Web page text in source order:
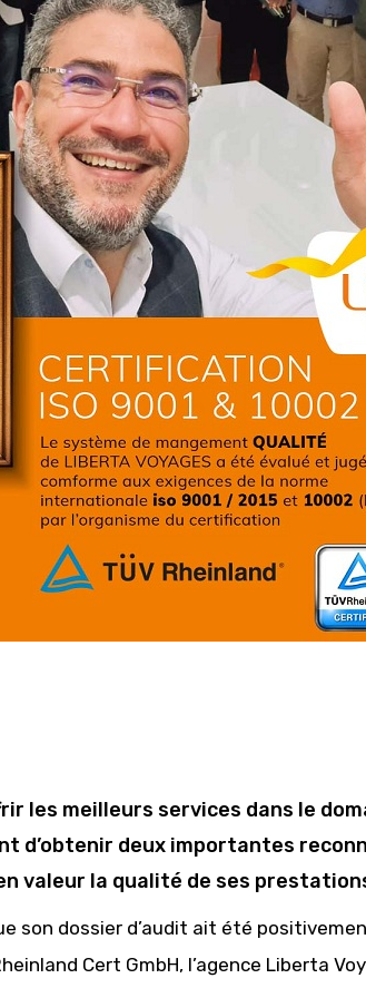
les meilleurs services dans le
d’obtenir deux importantes
valeur la qualité de ses
son dossier d’audit ait été
Cert GmbH, l’agence Liberta